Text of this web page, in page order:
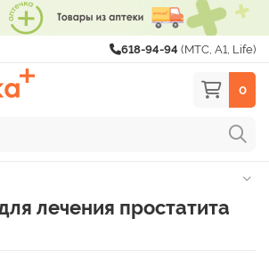
618-94-94 (МТС, A1, Life)
0
лечения простатита